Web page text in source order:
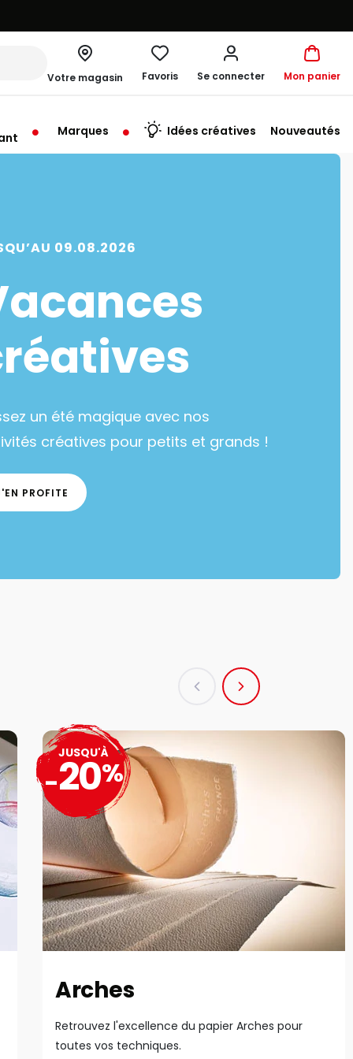
Votre magasin
à 10:00
Favoris Se connecter Mon panier
Marques Idées créatives Nouveautés
09.08.2026
un été magique avec nos
créatives pour petits et grands !
PROFITE
Arches
Retrouvez l'excellence du papier Arches pour
toutes vos techniques.
JUSQU'À
-20%